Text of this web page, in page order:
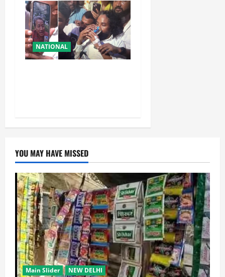
NATIONAL
YOU MAY HAVE MISSED
Main Slider NEW DELHI